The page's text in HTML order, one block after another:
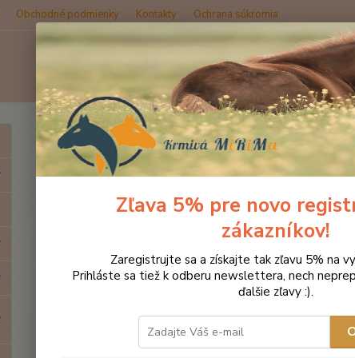
Obchodné podmienky Kontakty Ochrana súkromia
Hľadať
Úvod OZ KONE ĽUĎOM Dromy Konopný olej 1000 ml
Dromy Konopný olej 1000
Zľava 5% pre novo
zákazníkov!
Zaregistrujte sa a získajte tak zľavu 5% na
Prihláste sa tiež k odberu newslettera, nech
ďalšie zľavy :).